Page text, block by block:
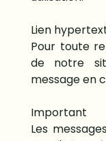
Lien
Pour toute
de notre
message en
Important
Les